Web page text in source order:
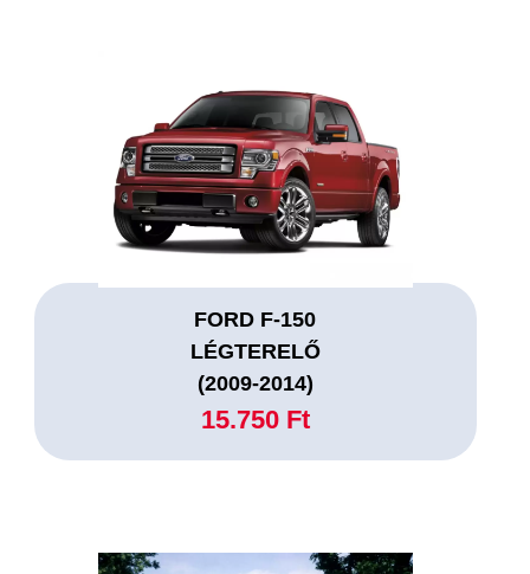
FORD F-150
LÉGTERELŐ
(2009-2014)
15.750 Ft